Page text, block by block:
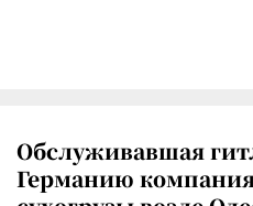
Обслуживавшая
Германию